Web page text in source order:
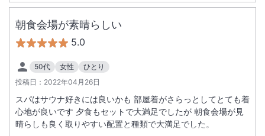
朝食会場が素晴らしい
5.0
50代 女性
ひとり
投稿日： 2022年04月26日
スパはサウナ好きには良いかも 部屋着がさらっとしてとても着
心地が良いです 夕食もセットで大満足でしたが 朝食会場が見
晴らしも良く取りやすい配置と種類で大満足でした。